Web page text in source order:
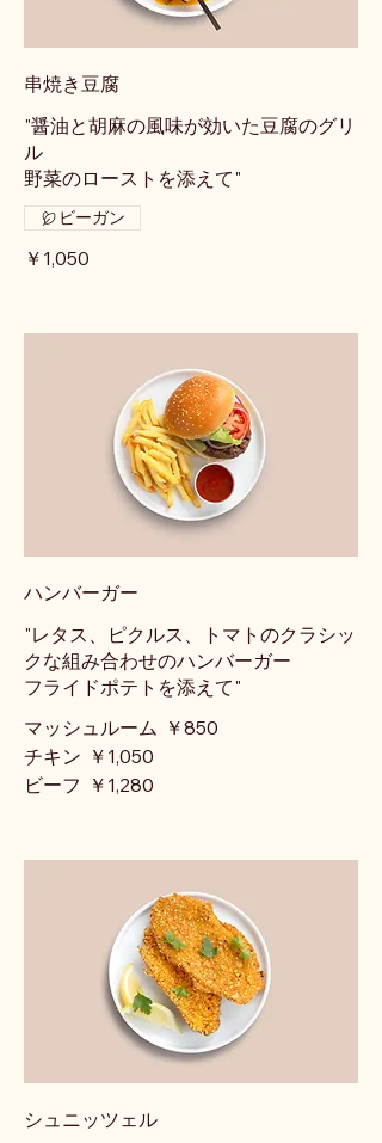
串焼き豆腐
"醤油と胡麻の風味が効いた豆腐のグリ
ル
野菜のローストを添えて"
￥1,050
ビーガン
ハンバーガー
"レタス、ピクルス、トマトのクラシッ
クな組み合わせのハンバーガー
フライドポテトを添えて"
マッシュルーム ￥850
チキン ￥1,050
ビーフ ￥1,280
シュニッツェル